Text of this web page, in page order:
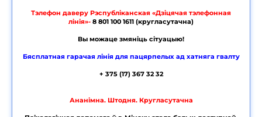
Тэлефон даверу Рэспубліканская «Дзіцячая тэлефонная
лінія»- 8 801 100 1611 (кругласутачна)
Вы можаце змяніць сітуацыю!
Бясплатная гарачая лінія для пацярпелых ад хатняга гвалту
+ 375 (17) 367 32 32
Ананімна. Штодня. Кругласутачна